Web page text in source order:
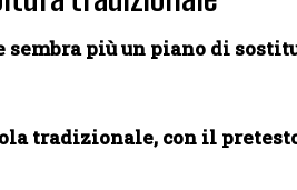
sembra più un piano di
tradizionale, con il